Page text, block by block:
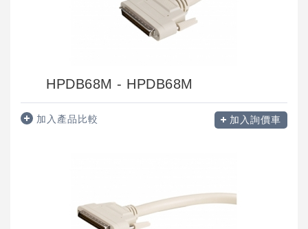
HPDB68M - HPDB68M
加入產品比較 加入詢價車